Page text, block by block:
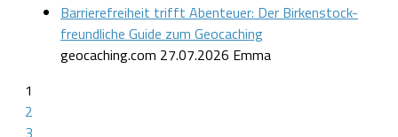
Barrierefreiheit trifft Abenteuer: Der Birkenstock-
freundliche Guide zum Geocaching
geocaching.com 27.07.2026 Emma
1
2
3